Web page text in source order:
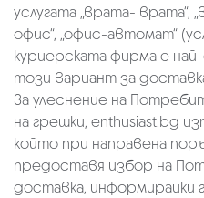
услугата „врата- врата“,
офис“, „офис-автомат“
куриерската фирма е
този вариант за
За улеснение на
на грешки, enthusiast.bg
който при направена
предоставя избор на
доставка, информирайки